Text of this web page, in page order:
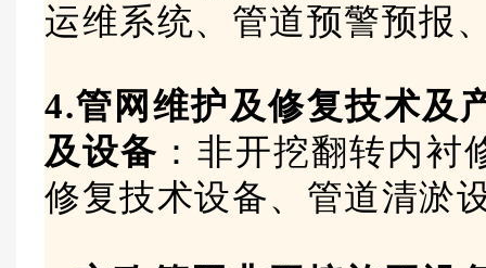
运维系统、管道预警预报
4.管网维护及修复技术及
及设备 ：非开挖翻转内
修复技术设备、管道清淤